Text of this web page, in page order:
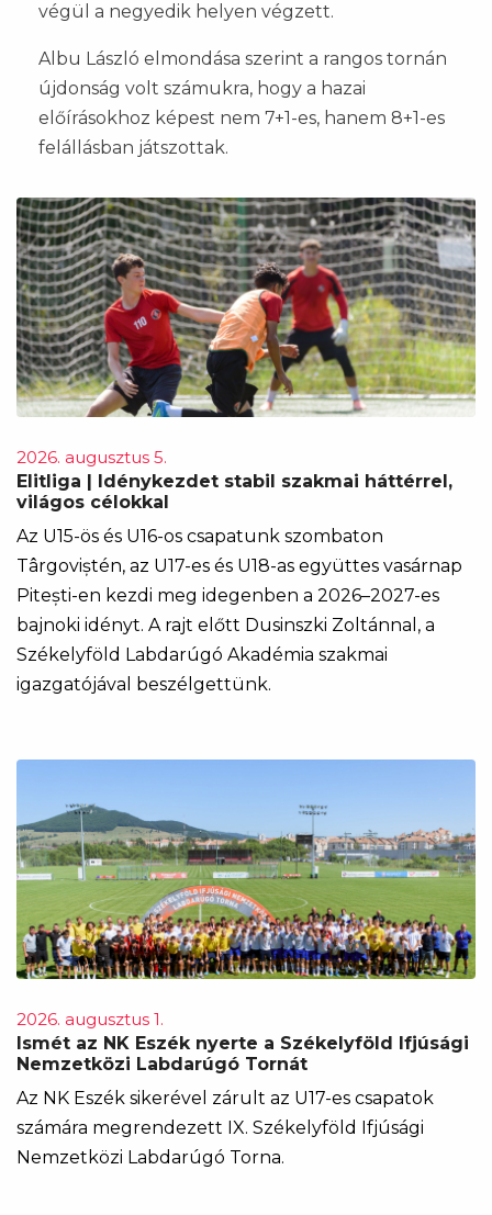
végül a negyedik helyen végzett.
Albu László elmondása szerint a rangos tornán
újdonság volt számukra, hogy a hazai
előírásokhoz képest nem 7+1-es, hanem 8+1-es
felállásban játszottak.
2026. augusztus 5.
Elitliga | Idénykezdet stabil szakmai háttérrel,
világos célokkal
Az U15-ös és U16-os csapatunk szombaton
Târgoviștén, az U17-es és U18-as együttes vasárnap
Pitești-en kezdi meg idegenben a 2026–2027-es
bajnoki idényt. A rajt előtt Dusinszki Zoltánnal, a
Székelyföld Labdarúgó Akadémia szakmai
igazgatójával beszélgettünk.
2026. augusztus 1.
Ismét az NK Eszék nyerte a Székelyföld Ifjúsági
Nemzetközi Labdarúgó Tornát
Az NK Eszék sikerével zárult az U17-es csapatok
számára megrendezett IX. Székelyföld Ifjúsági
Nemzetközi Labdarúgó Torna.